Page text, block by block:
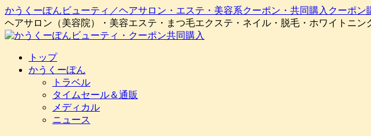
かうくーぽんビューティ／ヘアサロン・エステ・美容系クーポン・共同購入クーポン
ヘアサロン（美容院）・美容エステ・まつ毛エクステ・ネイル・脱毛・ホワイトニ
トップ
かうくーぽん
トラベル
タイムセール＆通販
メディカル
ニュース